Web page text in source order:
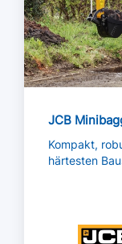
JCB
Kompakt,
härtesten